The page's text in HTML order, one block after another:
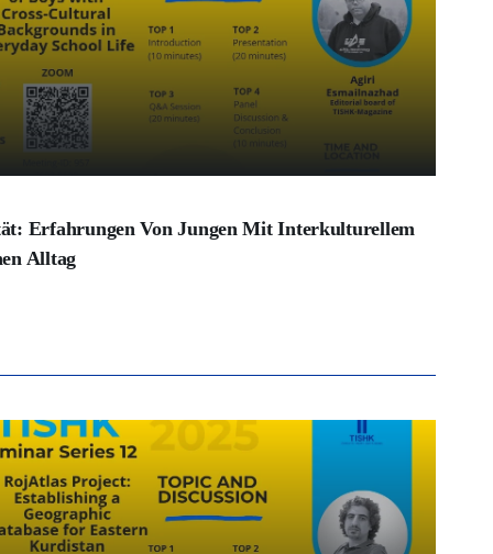
Erfahrungen Von Jungen Mit Interkulturellem
Alltag